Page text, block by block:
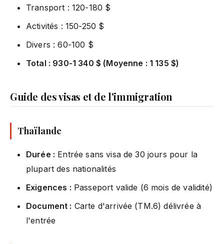
Transport : 120-180 $
Activités : 150-250 $
Divers : 60-100 $
Total : 930-1 340 $ (Moyenne : 1 135 $)
Guide des visas et de l'immigration
Thaïlande
Durée : Entrée sans visa de 30 jours pour la
plupart des nationalités
Exigences : Passeport valide (6 mois de validité)
Document : Carte d'arrivée (TM.6) délivrée à
l'entrée